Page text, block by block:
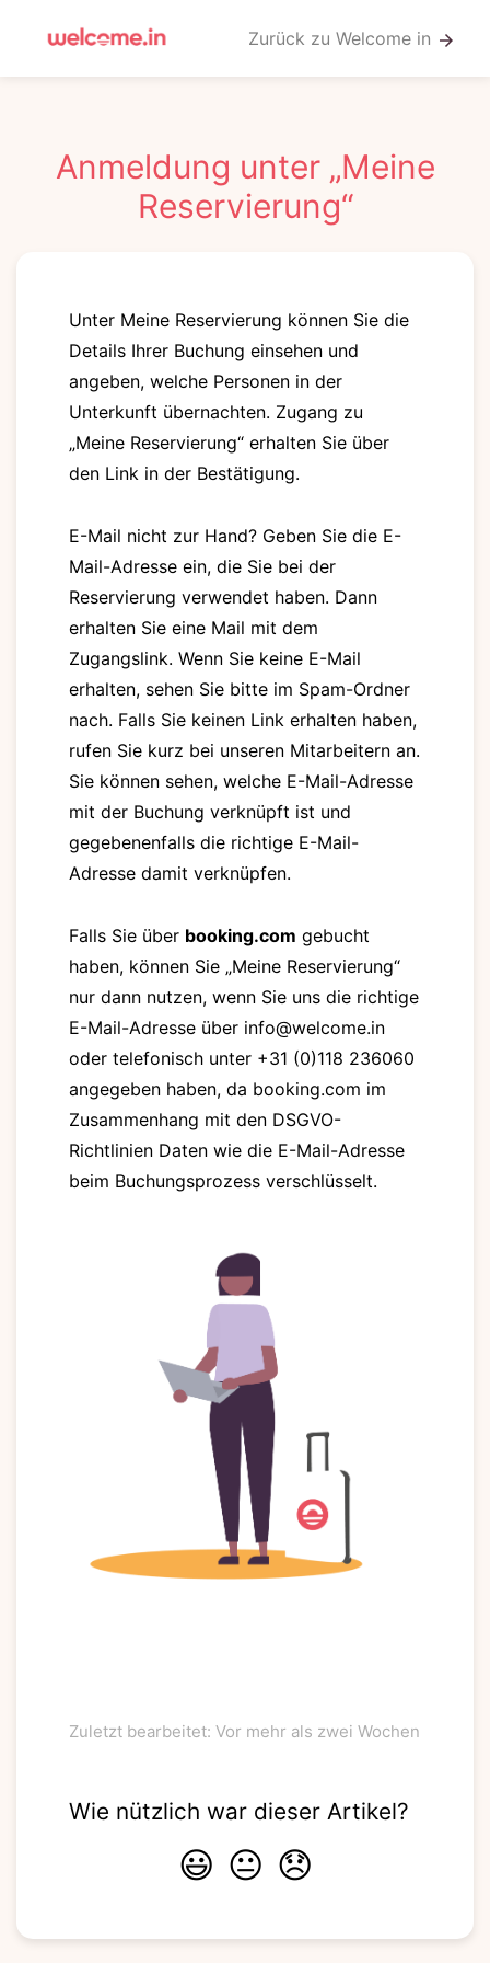
Zurück zu Welcome in arrow_forward
Anmeldung unter „Meine
Reservierung“
Unter Meine Reservierung können Sie die
Details Ihrer Buchung einsehen und
angeben, welche Personen in der
Unterkunft übernachten. Zugang zu
„Meine Reservierung“ erhalten Sie über
den Link in der Bestätigung.
E-Mail nicht zur Hand? Geben Sie die E-
Mail-Adresse ein, die Sie bei der
Reservierung verwendet haben. Dann
erhalten Sie eine Mail mit dem
Zugangslink. Wenn Sie keine E-Mail
erhalten, sehen Sie bitte im Spam-Ordner
nach. Falls Sie keinen Link erhalten haben,
rufen Sie kurz bei unseren Mitarbeitern an.
Sie können sehen, welche E-Mail-Adresse
mit der Buchung verknüpft ist und
gegebenenfalls die richtige E-Mail-
Adresse damit verknüpfen.
Falls Sie über booking.com gebucht
haben, können Sie „Meine Reservierung“
nur dann nutzen, wenn Sie uns die richtige
E-Mail-Adresse über info@welcome.in
oder telefonisch unter +31 (0)118 236060
angegeben haben, da booking.com im
Zusammenhang mit den DSGVO-
Richtlinien Daten wie die E-Mail-Adresse
beim Buchungsprozess verschlüsselt.
Zuletzt bearbeitet: Vor mehr als zwei Wochen
Wie nützlich war dieser Artikel?
😃 😐 😞